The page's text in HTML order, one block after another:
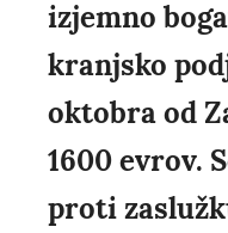
izjemno
kranjsko
oktobra od
1600 evrov.
proti